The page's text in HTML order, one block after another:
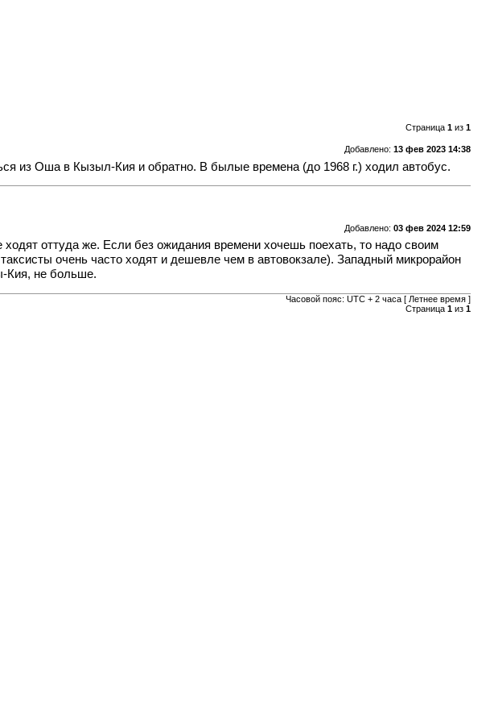
Страница 1из 1
Добавлено: 13 фев 2023 14:38
из Оша в Кызыл-Кия и обратно. В былые времена (до 1968 г.) ходил автобус.
Добавлено: 03 фев 2024 12:59
оттуда же. Если без ожидания времени хочешь поехать, то надо своим
очень часто ходят и дешевле чем в автовокзале). Западный микрорайон
Кия, не больше.
Часовой пояс: UTC + 2 часа [ Летнее время ]
Страница 1из 1